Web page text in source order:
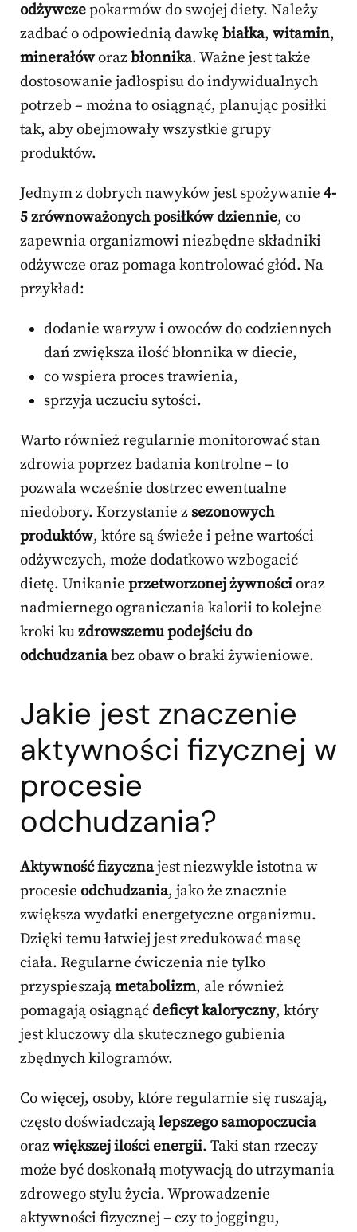
odżywczepokarmów do swojej diety. Należy
zadbać o odpowiednią dawkę białka, witamin,
minerałóworazbłonnika. Ważne jest także
dostosowanie jadłospisu do indywidualnych
potrzeb – można to osiągnąć, planując posiłki
tak, aby obejmowały wszystkie grupy
produktów.
Jednym z dobrych nawyków jest spożywanie 4-
5 zrównoważonych posiłków dziennie, co
zapewnia organizmowi niezbędne składniki
odżywcze oraz pomaga kontrolować głód. Na
przykład:
dodanie warzyw i owoców do codziennych
dań zwiększa ilość błonnika w diecie,
co wspiera proces trawienia,
sprzyja uczuciu sytości.
Warto również regularnie monitorować stan
zdrowia poprzez badania kontrolne – to
pozwala wcześnie dostrzec ewentualne
niedobory. Korzystanie z sezonowych
produktów, które są świeże i pełne wartości
odżywczych, może dodatkowo wzbogacić
dietę. Unikanie przetworzonej żywnościoraz
nadmiernego ograniczania kalorii to kolejne
kroki kuzdrowszemu podejściu do
odchudzaniabez obaw o braki żywieniowe.
Jakie jest znaczenie
aktywności fizycznej w
procesie
odchudzania?
Aktywność fizycznajest niezwykle istotna w
procesie odchudzania, jako że znacznie
zwiększa wydatki energetyczne organizmu.
Dzięki temu łatwiej jest zredukować masę
ciała. Regularne ćwiczenia nie tylko
przyspieszająmetabolizm, ale również
pomagają osiągnąćdeficyt kaloryczny, który
jest kluczowy dla skutecznego gubienia
zbędnych kilogramów.
Co więcej, osoby, które regularnie się ruszają,
często doświadczająlepszego samopoczucia
orazwiększej ilości energii. Taki stan rzeczy
może być doskonałą motywacją do utrzymania
zdrowego stylu życia. Wprowadzenie
aktywności fizycznej – czy to joggingu,